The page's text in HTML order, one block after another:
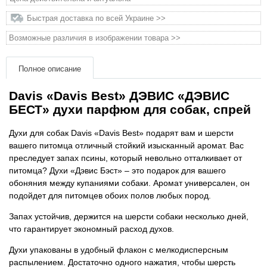
Быстрая доставка по всей Украине >>
Возможные различия в изображении товара >>
Полное описание
Davis «Davis Best» ДЭВИС «ДЭВИС
БЕСТ» духи парфюм для собак, спрей
Духи для собак Davis «Davis Best» подарят вам и шерсти
вашего питомца отличный стойкий изысканный аромат. Вас
преследует запах псины, который невольно отталкивает от
питомца? Духи «Дэвис Бэст» – это подарок для вашего
обоняния между купаниями собаки. Аромат универсален, он
подойдет для питомцев обоих полов любых пород.
Запах устойчив, держится на шерсти собаки несколько дней,
что гарантирует экономный расход духов.
Духи упакованы в удобный флакон с мелкодисперсным
распылением. Достаточно одного нажатия, чтобы шерсть
Товари для голубів
Товари для гризунів
Товари для коней
Товари для людей
Популярні зоотовари
Архів / Знято з виробництва